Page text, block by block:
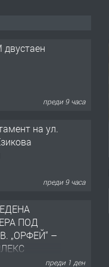
преди 9 часа
на ул.
преди 9 часа
ПОД
„ОРФЕЙ“ –
преди 1 ден